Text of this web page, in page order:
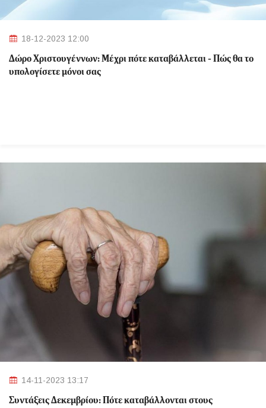
18-12-2023 12:00
Δώρο Χριστουγέννων: Μέχρι πότε καταβάλλεται - Πώς θα το
υπολογίσετε μόνοι σας
14-11-2023 13:17
Συντάξεις Δεκεμβρίου: Πότε καταβάλλονται στους